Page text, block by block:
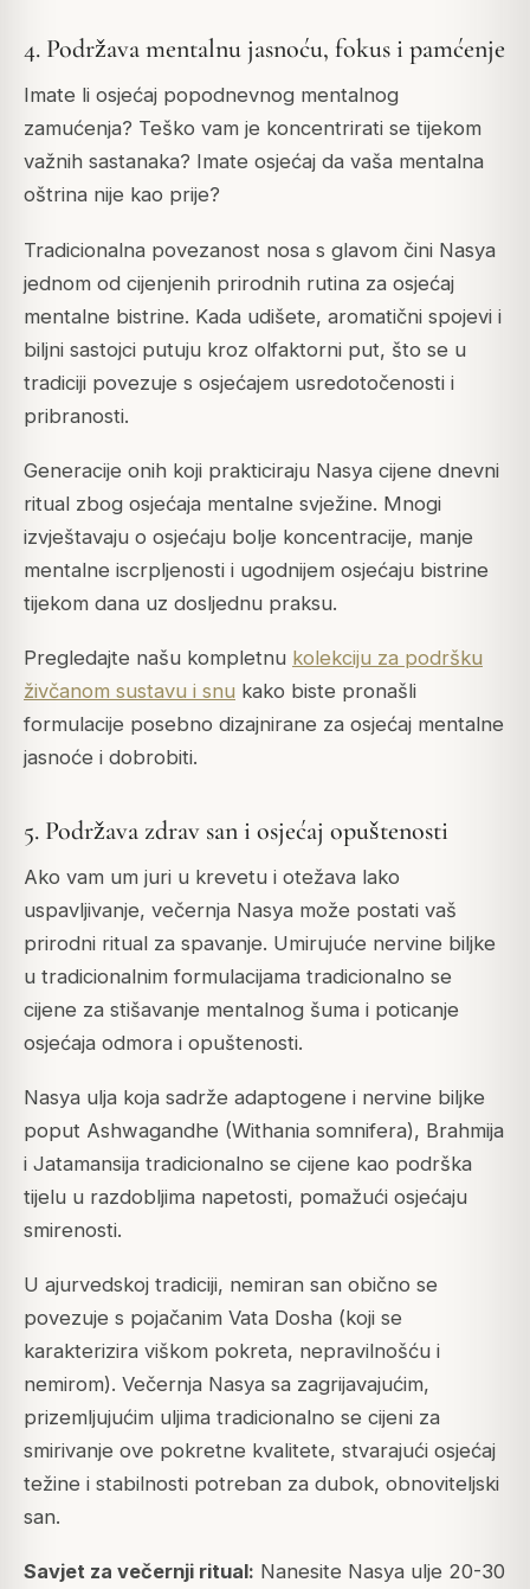
4. Podržava mentalnu jasnoću, fokus i pamćenje
Imate li osjećaj popodnevnog mentalnog
zamućenja? Teško vam je koncentrirati se tijekom
važnih sastanaka? Imate osjećaj da vaša mentalna
oštrina nije kao prije?
Tradicionalna povezanost nosa s glavom čini Nasya
jednom od cijenjenih prirodnih rutina za osjećaj
mentalne bistrine. Kada udišete, aromatični spojevi i
biljni sastojci putuju kroz olfaktorni put, što se u
tradiciji povezuje s osjećajem usredotočenosti i
pribranosti.
Generacije onih koji prakticiraju Nasya cijene dnevni
ritual zbog osjećaja mentalne svježine. Mnogi
izvještavaju o osjećaju bolje koncentracije, manje
mentalne iscrpljenosti i ugodnijem osjećaju bistrine
tijekom dana uz dosljednu praksu.
Pregledajte našu kompletnu kolekciju za podršku
živčanom sustavu i snu kako biste pronašli
formulacije posebno dizajnirane za osjećaj mentalne
jasnoće i dobrobiti.
5. Podržava zdrav san i osjećaj opuštenosti
Ako vam um juri u krevetu i otežava lako
uspavljivanje, večernja Nasya može postati vaš
prirodni ritual za spavanje. Umirujuće nervine biljke
u tradicionalnim formulacijama tradicionalno se
cijene za stišavanje mentalnog šuma i poticanje
osjećaja odmora i opuštenosti.
Nasya ulja koja sadrže adaptogene i nervine biljke
poput Ashwagandhe (Withania somnifera), Brahmija
i Jatamansija tradicionalno se cijene kao podrška
tijelu u razdobljima napetosti, pomažući osjećaju
smirenosti.
U ajurvedskoj tradiciji, nemiran san obično se
povezuje s pojačanim Vata Dosha (koji se
karakterizira viškom pokreta, nepravilnošću i
nemirom). Večernja Nasya sa zagrijavajućim,
prizemljujućim uljima tradicionalno se cijeni za
smirivanje ove pokretne kvalitete, stvarajući osjećaj
težine i stabilnosti potreban za dubok, obnoviteljski
san.
Savjet za večernji ritual: Nanesite Nasya ulje 20-30